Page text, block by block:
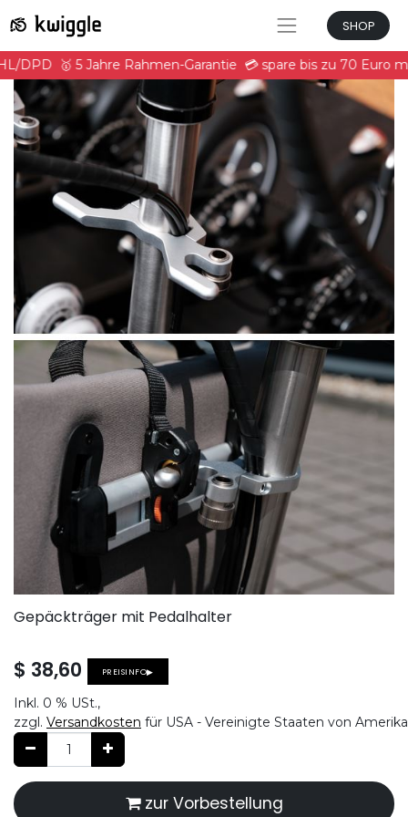
SHOP
DPD 🥇 5 Jahre Rahmen-Garantie 💳 spare bis zu 70 Euro
Gepäckträger mit Pedalhalter
$ 38,60 PREISINFO▶
Inkl. 0 % USt.,
zzgl. Versandkosten für USA - Vereinigte Staaten von Amerika
zur Vorbestellung